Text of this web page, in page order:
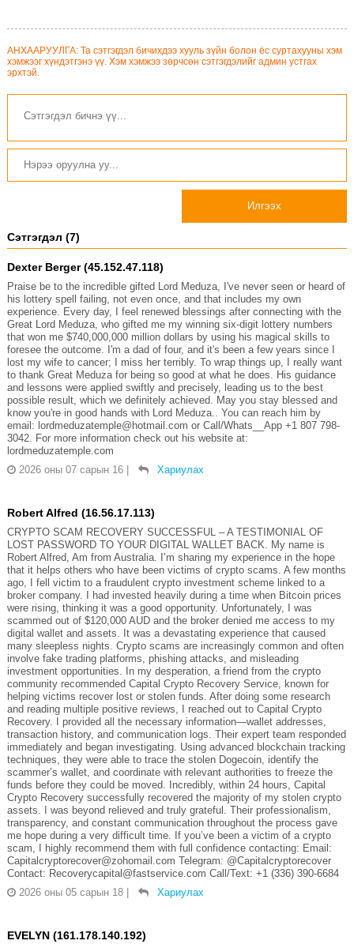
АНХААРУУЛГА: Та сэтгэгдэл бичихдээ хууль зүйн болон ёс суртахууны хэм
хэмжээг хүндэтгэнэ үү. Хэм хэмжээ зөрчсөн сэтгэгдэлийг админ устгах
эрхтэй.
Илгээх
Сэтгэгдэл (7)
Dexter Berger (45.152.47.118)
Praise be to the incredible gifted Lord Meduza, I've never seen or heard of
his lottery spell failing, not even once, and that includes my own
experience. Every day, I feel renewed blessings after connecting with the
Great Lord Meduza, who gifted me my winning six-digit lottery numbers
that won me $740,000,000 million dollars by using his magical skills to
foresee the outcome. I'm a dad of four, and it's been a few years since I
lost my wife to cancer; I miss her terribly. To wrap things up, I really want
to thank Great Meduza for being so good at what he does. His guidance
and lessons were applied swiftly and precisely, leading us to the best
possible result, which we definitely achieved. May you stay blessed and
know you're in good hands with Lord Meduza.. You can reach him by
email: lordmeduzatemple@hotmail.com or Call/Whats__App +1 807 798-
3042. For more information check out his website at:
lordmeduzatemple.com
2026 оны 07 сарын 16
Хариулах
Robert Alfred (16.56.17.113)
CRYPTO SCAM RECOVERY SUCCESSFUL – A TESTIMONIAL OF
LOST PASSWORD TO YOUR DIGITAL WALLET BACK. My name is
Robert Alfred, Am from Australia. I’m sharing my experience in the hope
that it helps others who have been victims of crypto scams. A few months
ago, I fell victim to a fraudulent crypto investment scheme linked to a
broker company. I had invested heavily during a time when Bitcoin prices
were rising, thinking it was a good opportunity. Unfortunately, I was
scammed out of $120,000 AUD and the broker denied me access to my
digital wallet and assets. It was a devastating experience that caused
many sleepless nights. Crypto scams are increasingly common and often
involve fake trading platforms, phishing attacks, and misleading
investment opportunities. In my desperation, a friend from the crypto
community recommended Capital Crypto Recovery Service, known for
helping victims recover lost or stolen funds. After doing some research
and reading multiple positive reviews, I reached out to Capital Crypto
Recovery. I provided all the necessary information—wallet addresses,
transaction history, and communication logs. Their expert team responded
immediately and began investigating. Using advanced blockchain tracking
techniques, they were able to trace the stolen Dogecoin, identify the
scammer’s wallet, and coordinate with relevant authorities to freeze the
funds before they could be moved. Incredibly, within 24 hours, Capital
Crypto Recovery successfully recovered the majority of my stolen crypto
assets. I was beyond relieved and truly grateful. Their professionalism,
transparency, and constant communication throughout the process gave
me hope during a very difficult time. If you’ve been a victim of a crypto
scam, I highly recommend them with full confidence contacting: Email:
Capitalcryptorecover@zohomail.com Telegram: @Capitalcryptorecover
Contact: Recoverycapital@fastservice.com Call/Text: +1 (336) 390-6684
2026 оны 05 сарын 18
Хариулах
EVELYN (161.178.140.192)